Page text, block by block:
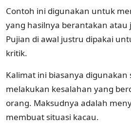
Contoh ini digunakan untuk
yang hasilnya berantakan atau
Pujian di awal justru dipakai
kritik.
Kalimat ini biasanya digunakan
melakukan kesalahan yang
orang. Maksudnya adalah
membuat situasi kacau.